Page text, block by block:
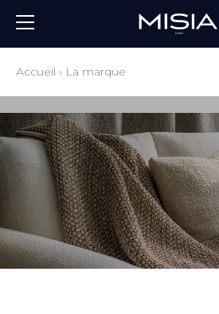
Accueil › La marque